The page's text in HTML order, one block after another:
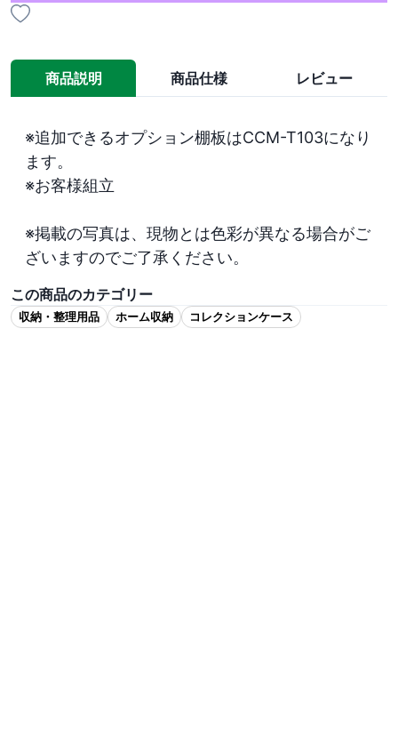
商品説明 商品仕様 レビュー
※追加できるオプション棚板はCCM-T103になり
ます。
※お客様組立
※掲載の写真は、現物とは色彩が異なる場合がご
ざいますのでご了承ください。
この商品のカテゴリー
収納・整理用品 ホーム収納 コレクションケース